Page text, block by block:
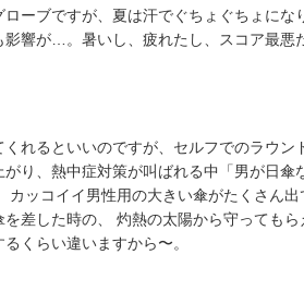
ローブですが、夏は汗でぐちょぐちょに
影響が…。暑いし、疲れたし、スコア最悪
れるといいのですが、セルフでのラウ
がり、熱中症対策が叫ばれる中「男が日
カッコイイ男性用の大きい傘がたくさん
差した時の、 灼熱の太陽から守っても
くらい違いますから〜。